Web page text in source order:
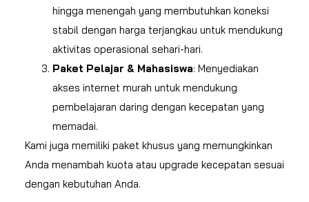
hingga menengah yang membutuhkan koneksi
stabil dengan harga terjangkau untuk mendukung
aktivitas operasional sehari-hari.
Paket Pelajar & Mahasiswa: Menyediakan
akses internet murah untuk mendukung
pembelajaran daring dengan kecepatan yang
memadai.
Kami juga memiliki paket khusus yang memungkinkan
Anda menambah kuota atau upgrade kecepatan sesuai
dengan kebutuhan Anda.